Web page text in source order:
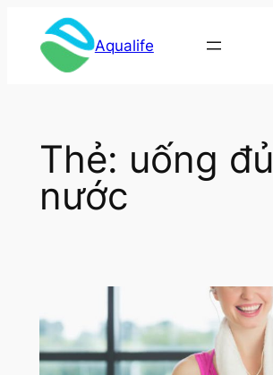
Chuyển
Aqualife
Thẻ: uống đủ
nước